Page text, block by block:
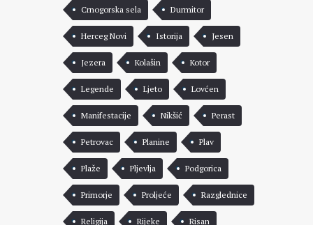
Crnogorska sela Durmitor
Herceg Novi Istorija Jesen
Jezera Kolašin Kotor
Legende Ljeto Lovćen
Manifestacije Nikšić Perast
Petrovac Planine Plav
Plaže Pljevlja Podgorica
Primorje Proljeće Razglednice
Religija Rijeke Risan